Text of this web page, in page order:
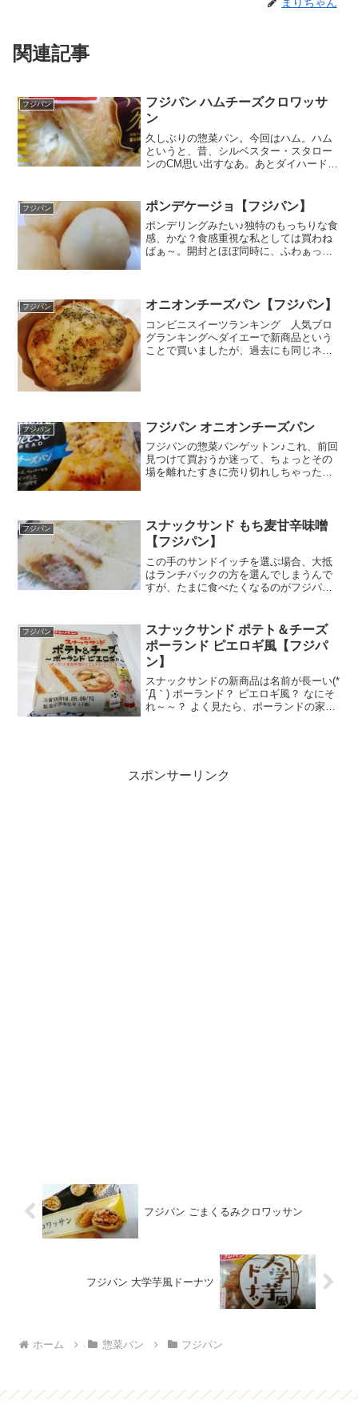
まりちゃん
関連記事
フジパン
フジパン ハムチーズクロワッサ
ン
久しぶりの惣菜パン。今回はハム。ハム
というと、昔、シルベスター・スタロー
ンのCM思い出すなあ。あとダイハードブ
ーズが毎年５、６回は見るって言ってた
時に、ウィリスって言っ...
フジパン ポンデケージョ【フジパン】
ポンデリングみたい♪独特のもっちりな食
感、かな？食感重視な私としては買わね
ばぁ～。開封とほぼ同時に、ふわぁっと
香りは苦手な私でもいい...
フジパン オニオンチーズパン【フジパン】
コンビニスイーツランキング 人気ブロ
グランキングへダイエーで新商品という
ことで買いましたが、過去にも同じネー
フジパン フジパン オニオンチーズパン
フジパンの惣菜パンゲットン♪これ、前回
見つけて買おうか迷って、ちょっとその
場を離れたすきに売り切れしちゃったん
～く見たらマヨソース入...
フジパン
スナックサンド もち麦甘辛味噌
【フジパン】
この手のサンドイッチを選ぶ場合、大抵
はランチパックの方を選んでしまうんで
すが、たまに食べたくなるのがフジパン
ね。「もち麦」というのも好きですし
「甘辛」も私向き♪パンと味噌...
フジパン
スナックサンド ポテト＆チーズ
ポーランド ピエロギ風【フジパ
ン】
スナックサンドの新商品は名前が長ーい(*
´Д｀) ポーランド？ ピエロギ風？ なにそ
れ～～？ よく見たら、ポーランドの家庭
スポンサーリンク
フジパン ごまくるみクロワッサン
フジパン 大学芋風ドーナツ
ホーム 惣菜パン フジパン